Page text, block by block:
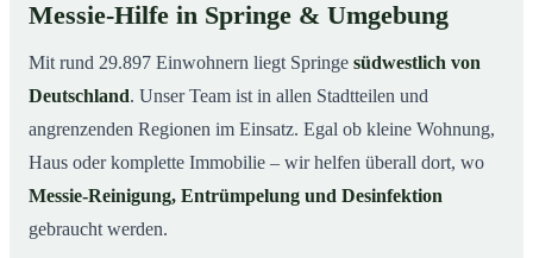
Messie-Hilfe in Springe & Umgebung
Mit rund 29.897 Einwohnern liegt Springe südwestlich von
Deutschland. Unser Team ist in allen Stadtteilen und
angrenzenden Regionen im Einsatz. Egal ob kleine Wohnung,
Haus oder komplette Immobilie – wir helfen überall dort, wo
Messie-Reinigung, Entrümpelung und Desinfektion
gebraucht werden.